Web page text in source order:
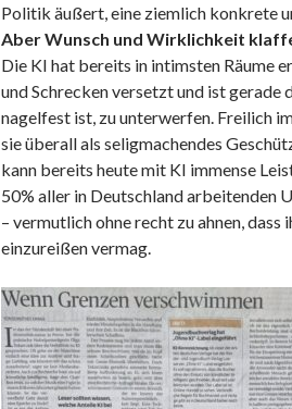
Politik äußert, eine ziemlich konkrete
Aber Wunsch und Wirklichkeit
Die KI hat bereits in intimsten Räume
und Schrecken versetzt und ist gerade
nagelfest ist, zu unterwerfen. Freilich
sie überall als seligmachendes
kann bereits heute mit KI immense
50% aller in Deutschland arbeitenden
– vermutlich ohne recht zu ahnen, dass
einzureißen vermag.